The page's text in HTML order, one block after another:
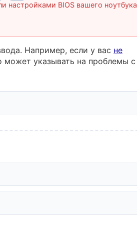
настройками BIOS вашего ноутбука
Например, если у вас не
может указывать на проблемы с